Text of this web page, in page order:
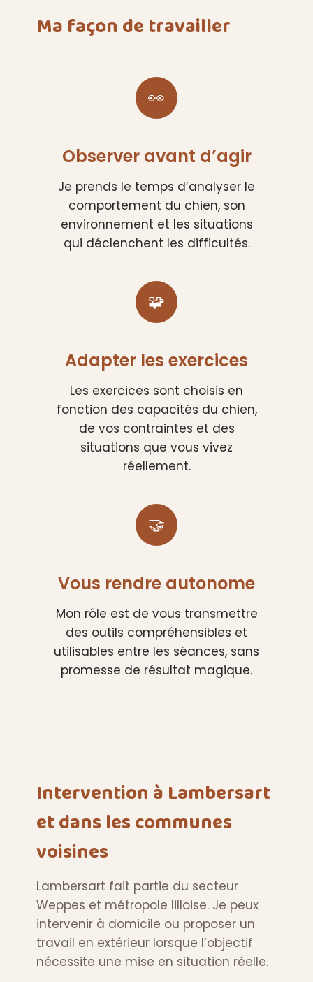
Ma façon de travailler
👀
Observer avant d’agir
Je prends le temps d’analyser le
comportement du chien, son
environnement et les situations
qui déclenchent les difficultés.
🧩
Adapter les exercices
Les exercices sont choisis en
fonction des capacités du chien,
de vos contraintes et des
situations que vous vivez
réellement.
🤝
Vous rendre autonome
Mon rôle est de vous transmettre
des outils compréhensibles et
utilisables entre les séances, sans
promesse de résultat magique.
Intervention à Lambersart
et dans les communes
voisines
Lambersart fait partie du secteur
Weppes et métropole lilloise. Je peux
intervenir à domicile ou proposer un
travail en extérieur lorsque l’objectif
nécessite une mise en situation réelle.